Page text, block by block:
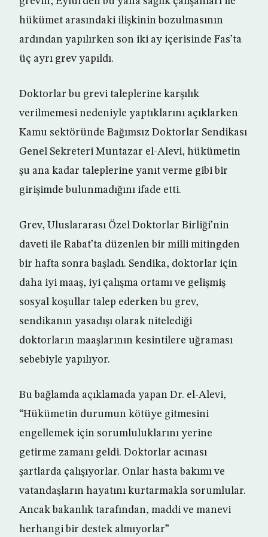
hükümet arasındaki ilişkinin bozulmasının
ardından yapılırken son iki ay içerisinde Fas’ta
üç ayrı grev yapıldı.
Doktorlar bu grevi taleplerine karşılık
verilmemesi nedeniyle yaptıklarını açıklarken
Kamu sektöründe Bağımsız Doktorlar Sendikası
Genel Sekreteri Muntazar el-Alevi, hükümetin
şu ana kadar taleplerine yanıt verme gibi bir
girişimde bulunmadığını ifade etti.
Grev, Uluslararası Özel Doktorlar Birliği’nin
daveti ile Rabat’ta düzenlen bir milli mitingden
bir hafta sonra başladı. Sendika, doktorlar için
daha iyi maaş, iyi çalışma ortamı ve gelişmiş
sosyal koşullar talep ederken bu grev,
sendikanın yasadışı olarak nitelediği
doktorların maaşlarının kesintilere uğraması
sebebiyle yapılıyor.
Bu bağlamda açıklamada yapan Dr. el-Alevi,
“Hükümetin durumun kötüye gitmesini
engellemek için sorumluluklarını yerine
getirme zamanı geldi. Doktorlar acınası
şartlarda çalışıyorlar. Onlar hasta bakımı ve
vatandaşların hayatını kurtarmakla sorumlular.
Ancak bakanlık tarafından, maddi ve manevi
herhangi bir destek almıyorlar”